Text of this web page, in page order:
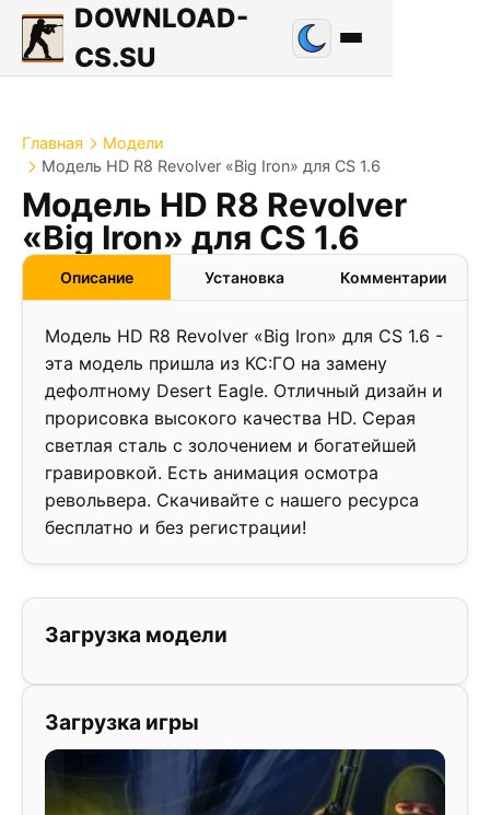
DOWNLOAD-
CS.SU
Главная
Модели
Модель HD R8 Revolver «Big Iron» для CS 1.6
Модель HD R8 Revolver
«Big Iron» для CS 1.6
Описание Установка Комментарии
Модель HD R8 Revolver «Big Iron» для CS 1.6 -
эта модель пришла из КС:ГО на замену
дефолтному Desert Eagle. Отличный дизайн и
прорисовка высокого качества HD. Серая
светлая сталь с золочением и богатейшей
гравировкой. Есть анимация осмотра
револьвера. Скачивайте с нашего ресурса
бесплатно и без регистрации!
Загрузка модели
Загрузка игры